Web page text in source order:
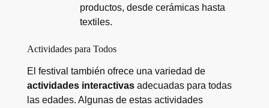
productos, desde cerámicas hasta
textiles.
Actividades para Todos
El festival también ofrece una variedad de
actividades interactivasadecuadas para todas
las edades. Algunas de estas actividades